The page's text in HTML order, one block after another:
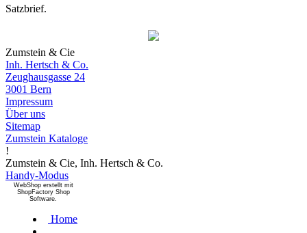
Satzbrief.
Zumstein & Cie
Inh. Hertsch & Co.
Zeughausgasse 24
3001 Bern
Impressum
Über uns
Sitemap
Zumstein Kataloge
!
Zumstein & Cie, Inh. Hertsch & Co.
Handy-Modus
WebShop erstellt mit
ShopFactory Shop
Software.
Home